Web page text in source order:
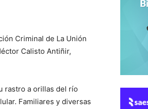
Criminal de La Unión
Calisto Antiñir,
rastro a orillas del río
Familiares y diversas